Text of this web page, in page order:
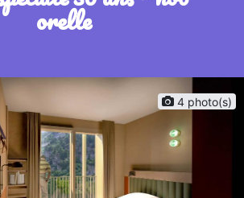
orelle
4 photo(s)